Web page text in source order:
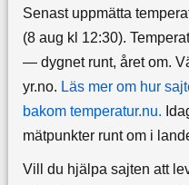
Senast uppmätta
(8 aug kl 12:30).
— dygnet runt, året om.
yr.no. Läs mer om hur
bakom temperatur.nu.
mätpunkter runt om i
Vill du hjälpa sajten att